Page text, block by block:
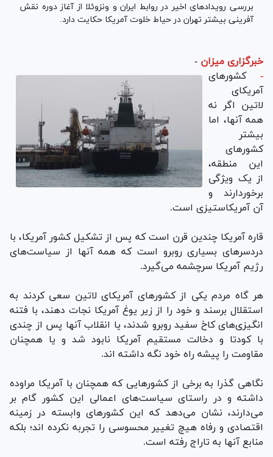
بررسی رویدادهای اخیر در روابط ایران و ونزوئلا از آغاز دوره نقش
آفرینی بیشتر تهران در حیاط خلوت آمریکا حکایت دارد.
خبرگزاری میزان -
- کشور‌های
آمریکای
لاتین اگر نه
همه آنها، اما
بیشتر
کشور‌های
این منطقه،
از یک ویژگی
برخوردارند و
آن آمریکاستیزی است.
قاره آمریکا چندین قرن است که پس از تشکیل کشور آمریکا، با
دردسر‌های بسیاری روبرو است که همه آنها از سیاست‌های
رژیم آمریکا سرچشمه می‌گیرد.
هر گاه مردم یکی از کشور‌های آمریکای لاتین سعی کردند به
استقلال برسند و خود را از زیر یوغ آمریکا نجات دهند، با فتنه
انگیزی‌های کاخ سفید روبرو شدند، یا انقلاب آنها پس از چندی
با کودتا و دخالت مستقیم آمریکا نابود شد و یا همچنان
مقاومت را پیشه راه خود نگه داشته اند.
نگاهی گذرا به برخی از کشور‌هایی که همچنان با آمریکا مراوده
داشته و در راستای سیاست‌های اعمالی این کشور گام بر
می‌دارند، نشان می‌دهد که این کشور‌های وابسته در زمینه
اقتصادی و رفاه هیچ تغییر محسوسی را تجربه نکرده اند؛ بلکه
منابع آنها به تاراج رفته است.